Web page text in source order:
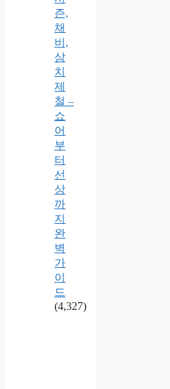
즌,
채
비,
삼
치
제
철 –
쇼
어
부
터
선
상
까
지
완
벽
가
이
드
(4,327)